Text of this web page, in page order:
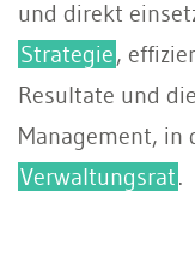
und direkt
Strategie,
Resultate und
Management, in
Verwaltungsrat.